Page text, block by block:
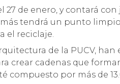
27 de enero, y contará
tendrá un punto
el reciclaje.
de la PUCV, han
crear cadenas que
compuesto por más de